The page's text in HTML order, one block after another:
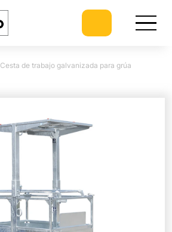
Cesta de trabajo galvanizada para grúa